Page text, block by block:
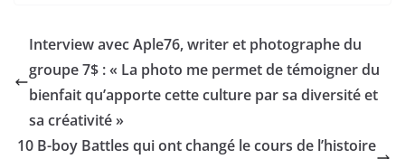
Interview avec Aple76, writer et photographe du
groupe 7$ : « La photo me permet de témoigner du
bienfait qu’apporte cette culture par sa diversité et
sa créativité »
10 B-boy Battles qui ont changé le cours de l’histoire